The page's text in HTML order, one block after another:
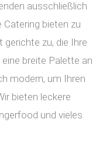
ausschließlich
bieten zu
gerichte zu, die Ihre
breite Palette an
modern, um Ihren
bieten leckere
und vieles